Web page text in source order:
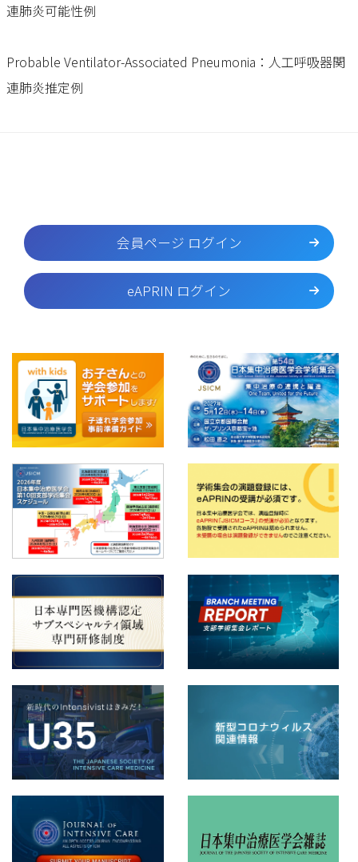
連肺炎可能性例
Probable Ventilator-Associated Pneumonia：人工呼吸器関
連肺炎推定例
会員ページ ログイン
eAPRIN ログイン